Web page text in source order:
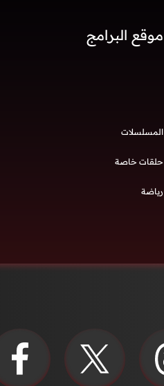
موقع البرامج
المسلسلات
حلقات خاصة
رياضة